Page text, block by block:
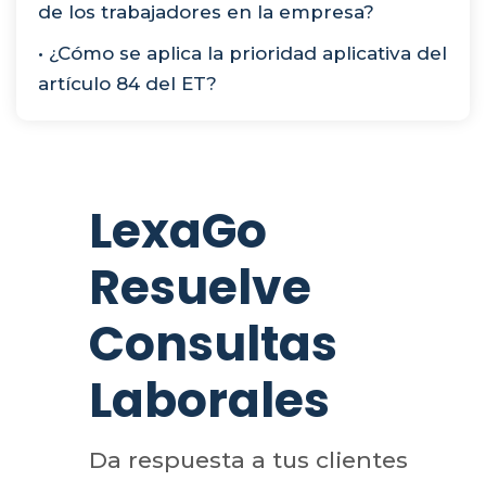
de los trabajadores en la empresa?
• ¿Cómo se aplica la prioridad aplicativa del
artículo 84 del ET?
LexaGo
Resuelve
Consultas
Laborales
Da respuesta a tus clientes